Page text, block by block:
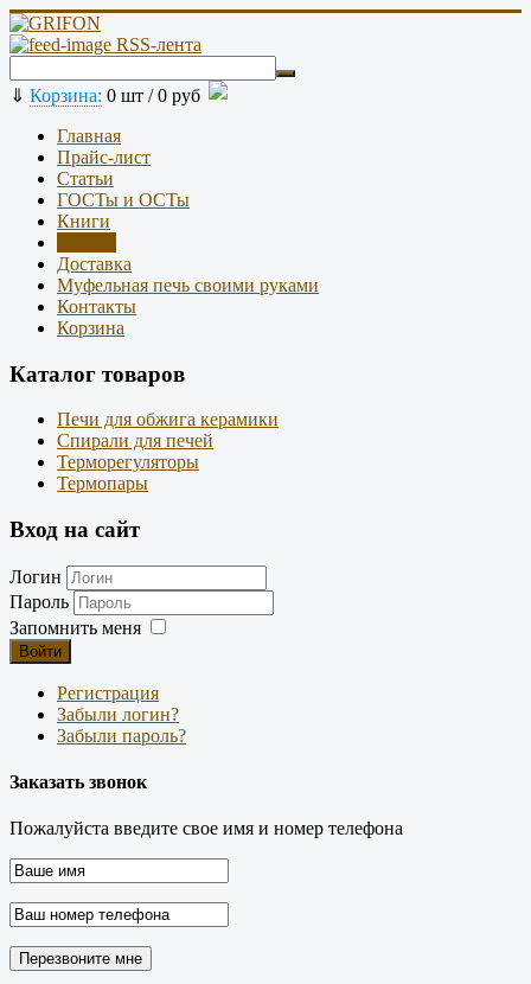
RSS-лента
⇓ Корзина: 0 шт /0 руб
Главная
Прайс-лист
Статьи
ГОСТы и ОСТы
Книги
Доставка
Муфельная печь своими руками
Контакты
Корзина
Каталог товаров
Печи для обжига керамики
Спирали для печей
Терморегуляторы
Термопары
Вход на сайт
Логин
Пароль
Запомнить меня
Войти
Регистрация
Забыли логин?
Забыли пароль?
Заказать звонок
Пожалуйста введите свое имя и номер телефона